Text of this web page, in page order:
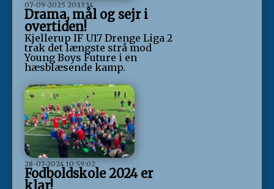
07-09-2025 20:13:34
Drama, mål og sejr i
overtiden!
Kjellerup IF U17 Drenge Liga 2
trak det længste strå mod
Young Boys Future i en
hæsblæsende kamp.
28-07-2024 10:59:02
Fodboldskole 2024 er
klar!